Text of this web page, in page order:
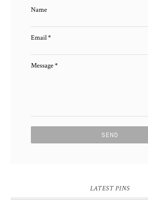
Name
Email*
Message*
LATEST PINS